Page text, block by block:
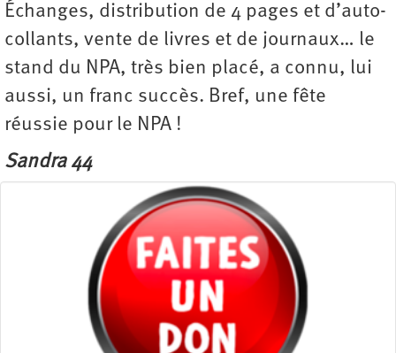
Échanges, distribution de 4 pages et d’auto­
collants, vente de livres et de journaux… le
stand du NPA, très bien placé, a connu, lui
aussi, un franc succès. Bref, une fête
réussie pour le NPA !
Sandra 44